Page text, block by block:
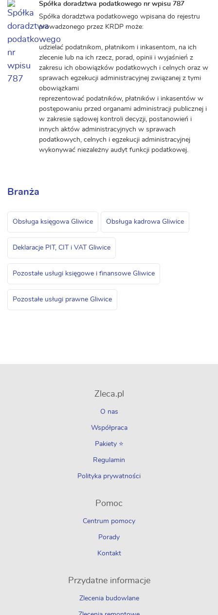
Spółka doradztwa podatkowego nr wpisu 787
Spółka doradztwa podatkowego wpisana do rejestru
prowadzonego przez KRDP może:
udzielać podatnikom, płatnikom i inkasentom, na ich
zlecenie lub na ich rzecz, porad, opinii i wyjaśnień z
zakresu ich obowiązków podatkowych i celnych oraz w
sprawach egzekucji administracyjnej związanej z tymi
obowiązkami
reprezentować podatników, płatników i inkasentów w
postępowaniu przed organami administracji publicznej i
w zakresie sądowej kontroli decyzji, postanowień i
innych aktów administracyjnych w sprawach
podatkowych, celnych i egzekucji administracyjnej
wykonywać niezależny audyt funkcji podatkowej.
Branża
Obsługa księgowa Gliwice Obsługa kadrowa Gliwice
Deklaracje PIT, CIT i VAT Gliwice
Pozostałe usługi księgowe i finansowe Gliwice
Pozostałe usługi prawne Gliwice
Zleca.pl
O nas
Współpraca
Pakiety ⭐
Regulamin
Polityka prywatności
Pomoc
Centrum pomocy
Porady
Kontakt
Przydatne informacje
Zlecenia budowlane